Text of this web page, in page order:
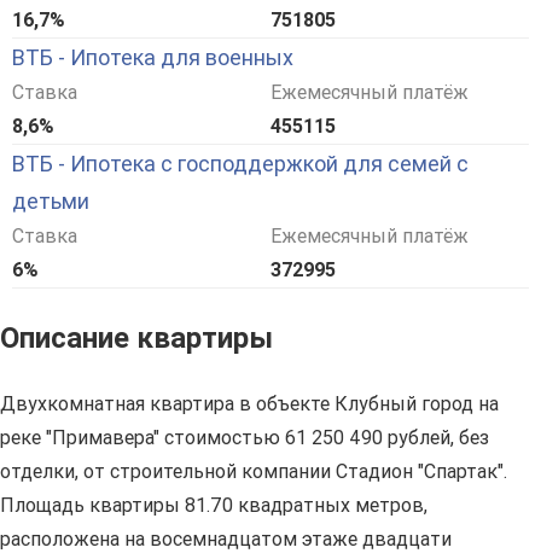
16,7%
751805
ВТБ - Ипотека для военных
Ставка
8,6%
Ежемесячный платёж
455115
ВТБ - Ипотека с господдержкой для семей с
детьми
Ставка
6%
Ежемесячный платёж
372995
Описание квартиры
Двухкомнатная квартира в объекте Клубный город на
реке "Примавера" стоимостью 61 250 490 рублей, без
отделки, от строительной компании Стадион "Спартак".
Площадь квартиры 81.70 квадратных метров,
расположена на восемнадцатом этаже двадцати